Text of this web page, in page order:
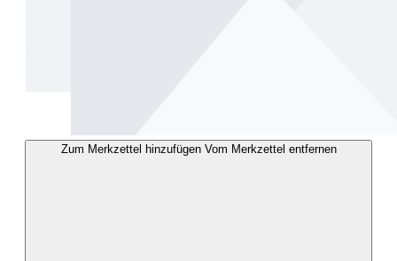
Zum Merkzettel hinzufügen Vom Merkzettel entfernen